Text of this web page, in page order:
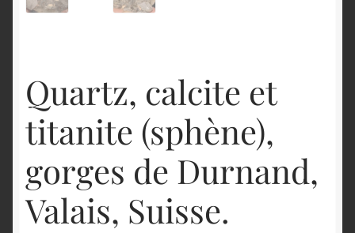
Quartz, calcite et
titanite (sphène),
gorges de Durnand,
Valais, Suisse.